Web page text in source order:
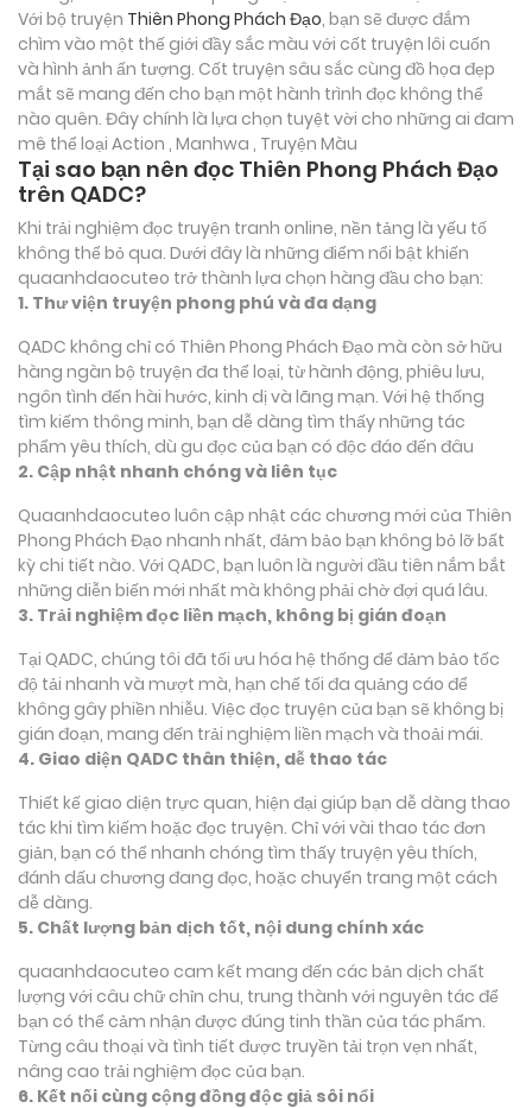
Với bộ truyện Thiên Phong Phách Đạo, bạn sẽ được đắm
chìm vào một thế giới đầy sắc màu với cốt truyện lôi cuốn
và hình ảnh ấn tượng. Cốt truyện sâu sắc cùng đồ họa đẹp
mắt sẽ mang đến cho bạn một hành trình đọc không thể
nào quên. Đây chính là lựa chọn tuyệt vời cho những ai đam
mê thể loại Action , Manhwa , Truyện Màu
Tại sao bạn nên đọc Thiên Phong Phách Đạo
trên QADC?
Khi trải nghiệm đọc truyện tranh online, nền tảng là yếu tố
không thể bỏ qua. Dưới đây là những điểm nổi bật khiến
quaanhdaocuteo trở thành lựa chọn hàng đầu cho bạn:
1. Thư viện truyện phong phú và đa dạng
QADC không chỉ có Thiên Phong Phách Đạo mà còn sở hữu
hàng ngàn bộ truyện đa thể loại, từ hành động, phiêu lưu,
ngôn tình đến hài hước, kinh dị và lãng mạn. Với hệ thống
tìm kiếm thông minh, bạn dễ dàng tìm thấy những tác
phẩm yêu thích, dù gu đọc của bạn có độc đáo đến đâu
2. Cập nhật nhanh chóng và liên tục
Quaanhdaocuteo luôn cập nhật các chương mới của Thiên
Phong Phách Đạo nhanh nhất, đảm bảo bạn không bỏ lỡ bất
kỳ chi tiết nào. Với QADC, bạn luôn là người đầu tiên nắm bắt
những diễn biến mới nhất mà không phải chờ đợi quá lâu.
3. Trải nghiệm đọc liền mạch, không bị gián đoạn
Tại QADC, chúng tôi đã tối ưu hóa hệ thống để đảm bảo tốc
độ tải nhanh và mượt mà, hạn chế tối đa quảng cáo để
không gây phiền nhiễu. Việc đọc truyện của bạn sẽ không bị
gián đoạn, mang đến trải nghiệm liền mạch và thoải mái.
4. Giao diện QADC thân thiện, dễ thao tác
Thiết kế giao diện trực quan, hiện đại giúp bạn dễ dàng thao
tác khi tìm kiếm hoặc đọc truyện. Chỉ với vài thao tác đơn
giản, bạn có thể nhanh chóng tìm thấy truyện yêu thích,
đánh dấu chương đang đọc, hoặc chuyển trang một cách
dễ dàng.
5. Chất lượng bản dịch tốt, nội dung chính xác
quaanhdaocuteo cam kết mang đến các bản dịch chất
lượng với câu chữ chỉn chu, trung thành với nguyên tác để
bạn có thể cảm nhận được đúng tinh thần của tác phẩm.
Từng câu thoại và tình tiết được truyền tải trọn vẹn nhất,
nâng cao trải nghiệm đọc của bạn.
6. Kết nối cùng cộng đồng độc giả sôi nổi